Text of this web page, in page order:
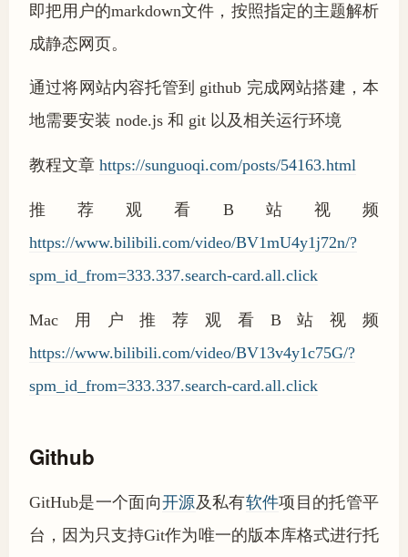
即把用户的markdown文件，按照指定的主题解析
成静态网页。
通过将网站内容托管到 github 完成网站搭建，本
地需要安装 node.js 和 git 以及相关运行环境
教程文章 https://sunguoqi.com/posts/54163.html
推荐观看B站视频
https://www.bilibili.com/video/BV1mU4y1j72n/?
spm_id_from=333.337.search-card.all.click
Mac用户推荐观看B站视频
https://www.bilibili.com/video/BV13v4y1c75G/?
spm_id_from=333.337.search-card.all.click
Github
GitHub是一个面向开源及私有软件项目的托管平
台，因为只支持Git作为唯一的版本库格式进行托